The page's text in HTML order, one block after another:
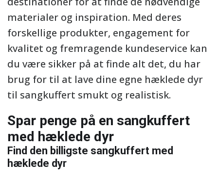
materialer og inspiration. Med deres
forskellige produkter, engagement for
kvalitet og fremragende kundeservice kan
du være sikker på at finde alt det, du har
brug for til at lave dine egne hæklede dyr
til sangkuffert smukt og realistisk.
Spar penge på en sangkuffert
med hæklede dyr
Find den billigste sangkuffert med
hæklede dyr